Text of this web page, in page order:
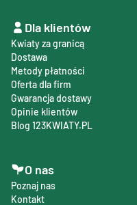
Dla klientów
Kwiaty za granicą
Dostawa
Metody płatności
Oferta dla firm
Gwarancja dostawy
Opinie klientów
Blog 123KWIATY.PL
O nas
Poznaj nas
Kontakt